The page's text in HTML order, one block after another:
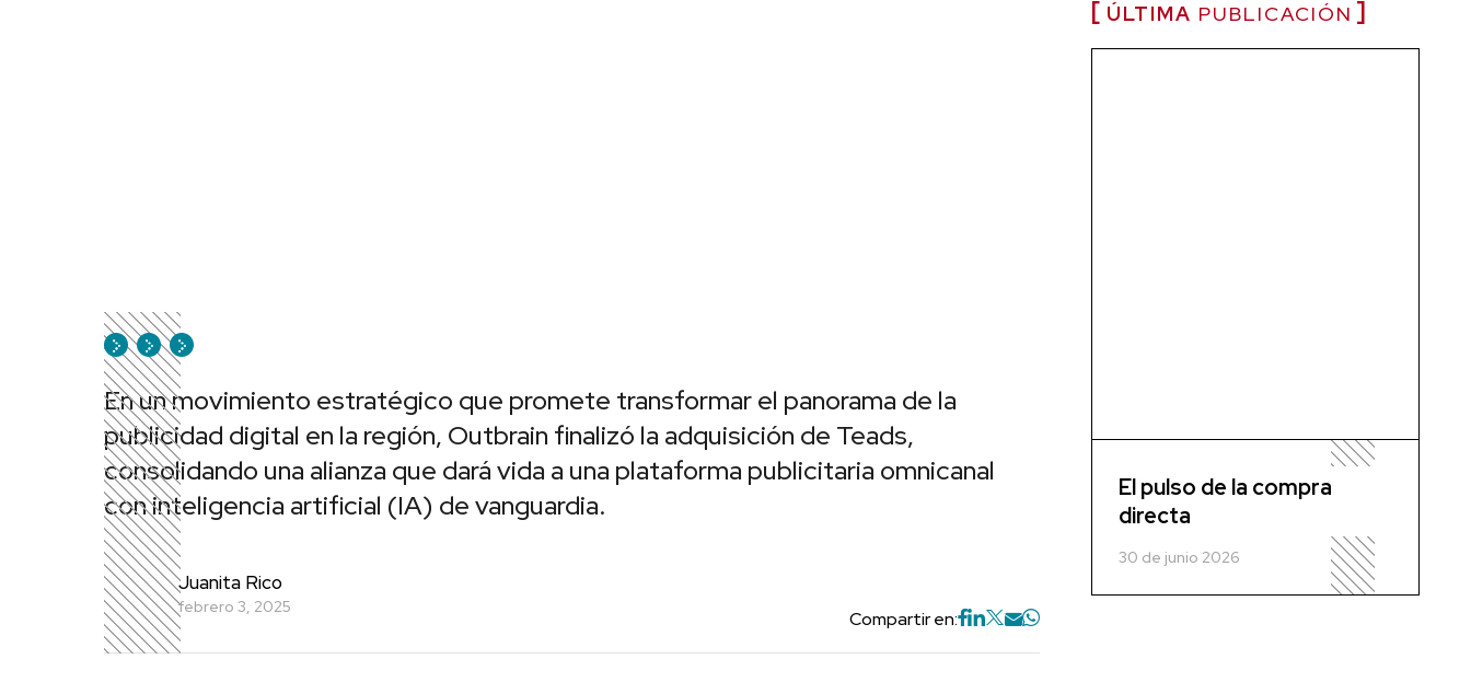
En un movimiento estratégico que promete transformar el panorama de la
publicidad digital en la región, Outbrain finalizó la adquisición de Teads,
consolidando una alianza que dará vida a una plataforma publicitaria omnicanal
con inteligencia artificial (IA) de vanguardia.
Juanita Rico
febrero 3, 2025
Compartir en:
ÚLTIMA PUBLICACIÓN
El pulso de la compra
directa
30 de junio 2026